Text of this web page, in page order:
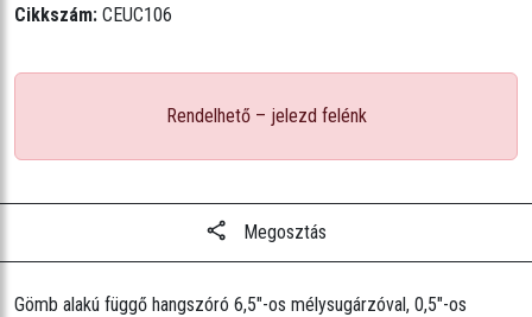
Cikkszám: CEUC106
Rendelhető – jelezd felénk
Megosztás
Gömb alakú függő hangszóró 6,5"-os mélysugárzóval, 0,5"-os